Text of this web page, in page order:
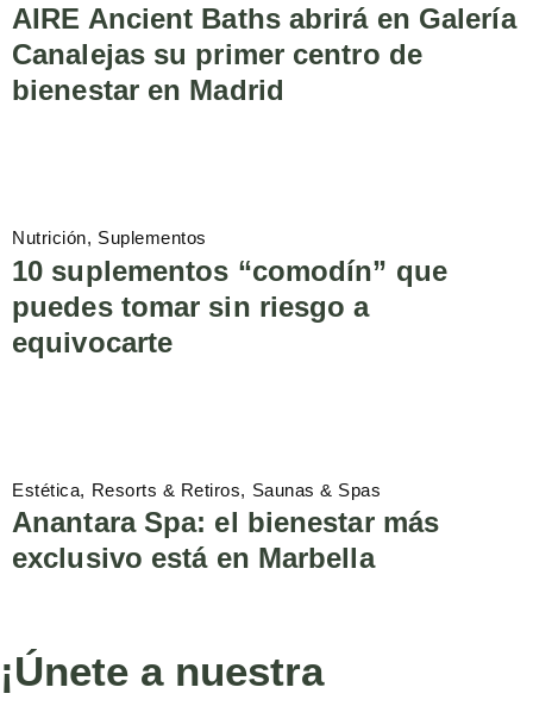
AIRE Ancient Baths abrirá en Galería
Canalejas su primer centro de
bienestar en Madrid
Nutrición Suplementos
10 suplementos “comodín” que
puedes tomar sin riesgo a
equivocarte
Estética Resorts & Retiros Saunas & Spas
Anantara Spa: el bienestar más
exclusivo está en Marbella
¡Únete a nuestra